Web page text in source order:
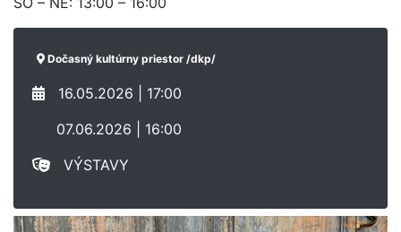
Dočasný kultúrny priestor /dkp/
16.05.2026 | 17:00
07.06.2026 | 16:00
VÝSTAVY